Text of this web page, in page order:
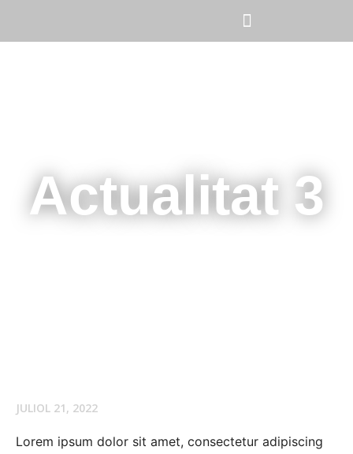
Actualitat 3
JULIOL 21, 2022
Lorem ipsum dolor sit amet, consectetur adipiscing